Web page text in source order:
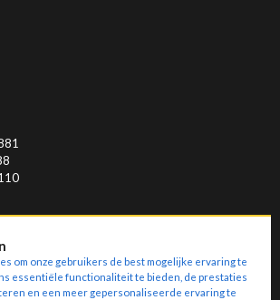
Slavery & Human Trafficking Statement
om onze gebruikers de best mogelijke ervaring te
essentiële functionaliteit te bieden, de prestaties
en een meer gepersonaliseerde ervaring te